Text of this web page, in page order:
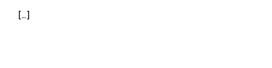
[…]